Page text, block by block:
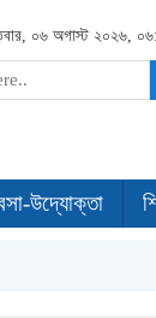
০৬ অগাস্ট ২০২৬,
উদ্যোক্তা